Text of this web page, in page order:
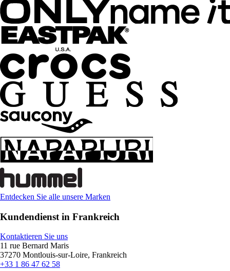
Entdecken Sie alle unsere Marken
Kundendienst in Frankreich
Kontaktieren Sie uns
11 rue Bernard Maris
37270 Montlouis-sur-Loire, Frankreich
+33 1 86 47 62 58